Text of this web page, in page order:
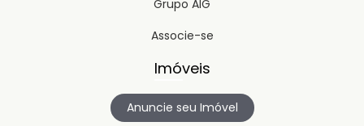
Grupo AIG
Associe-se
Imóveis
Anuncie seu Imóvel